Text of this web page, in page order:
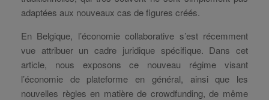
adaptées aux nouveaux cas de figures créés.
En Belgique, l’économie collaborative s’est récemment
vue attribuer un cadre juridique spécifique. Dans cet
article, nous exposons ce nouveau régime visant
l’économie de plateforme en général, ainsi que les
nouvelles règles en matière de crowdfunding, de même